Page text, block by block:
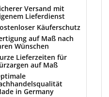
Versand mit
Lieferdienst
Käuferschutz
auf Maß nach
Wünschen
Lieferzeiten für
auf Maß
in Germany